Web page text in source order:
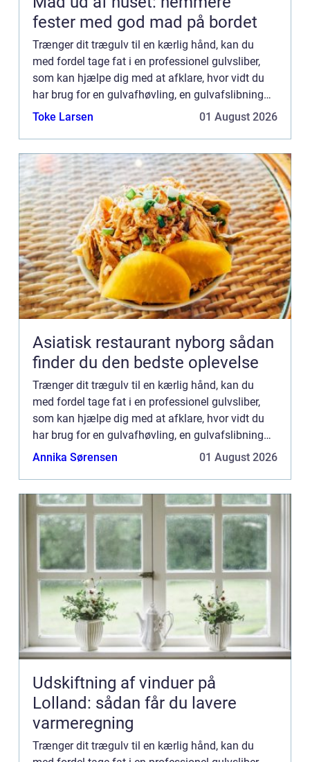
fester med god mad på bordet
Trænger dit trægulv til en kærlig hånd, kan du
med fordel tage fat i en professionel gulvsliber,
som kan hjælpe dig med at afklare, hvor vidt du
har brug for en gulvafhøvling, en gulvafslibning
eller måske b...
Toke Larsen 01 August 2026
Asiatisk restaurant nyborg sådan
finder du den bedste oplevelse
Trænger dit trægulv til en kærlig hånd, kan du
med fordel tage fat i en professionel gulvsliber,
som kan hjælpe dig med at afklare, hvor vidt du
har brug for en gulvafhøvling, en gulvafslibning
eller måske b...
Annika Sørensen 01 August 2026
Udskiftning af vinduer på
Lolland: sådan får du lavere
varmeregning
Trænger dit trægulv til en kærlig hånd, kan du